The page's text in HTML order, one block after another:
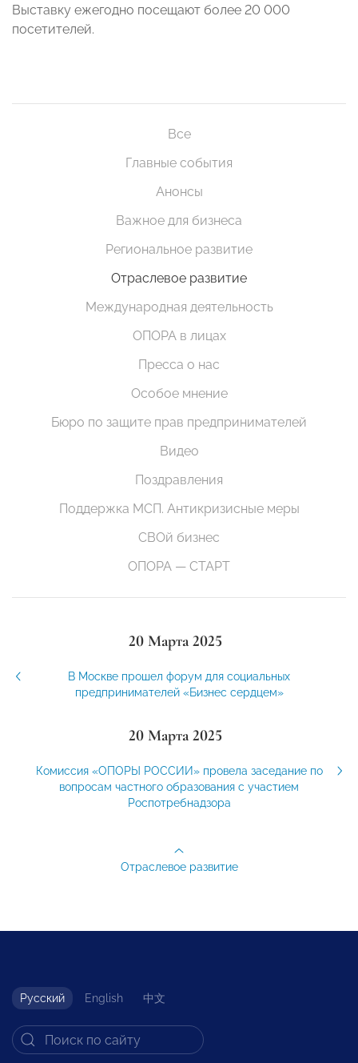
Выставку ежегодно посещают более 20 000
посетителей.
Все
Главные события
Анонсы
Важное для бизнеса
Региональное развитие
Отраслевое развитие
Международная деятельность
ОПОРА в лицах
Пресса о нас
Особое мнение
Бюро по защите прав предпринимателей
Видео
Поздравления
Поддержка МСП. Антикризисные меры
СВОй бизнес
ОПОРА — СТАРТ
20 Марта 2025
В Москве прошел форум для социальных
предпринимателей «Бизнес сердцем»
20 Марта 2025
Комиссия «ОПОРЫ РОССИИ» провела заседание по
вопросам частного образования с участием
Роспотребнадзора
Отраслевое развитие
Русский English 中文